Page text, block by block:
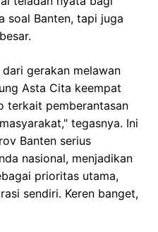
soal Banten, tapi juga
gerakan melawan
Asta Cita keempat
terkait pemberantasan
tegasnya. Ini
Banten serius
nasional, menjadikan
prioritas utama,
sendiri. Keren banget,